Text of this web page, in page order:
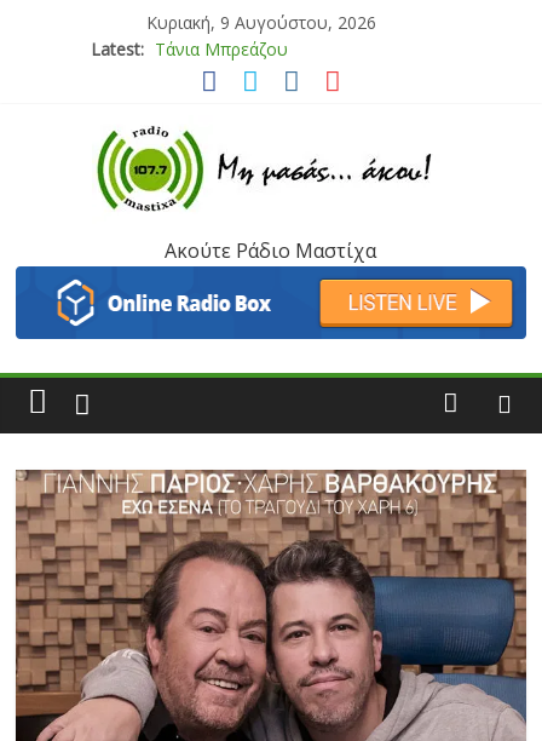
Κυριακή, 9 Αυγούστου, 2026
Latest: Bliss
Μάνος Τρυπιάς & Γιώργος Στρατάκης
Μαριάννα Μασάδη
Τάνια Μπρεάζου
Ακούτε Ράδιο Μαστίχα